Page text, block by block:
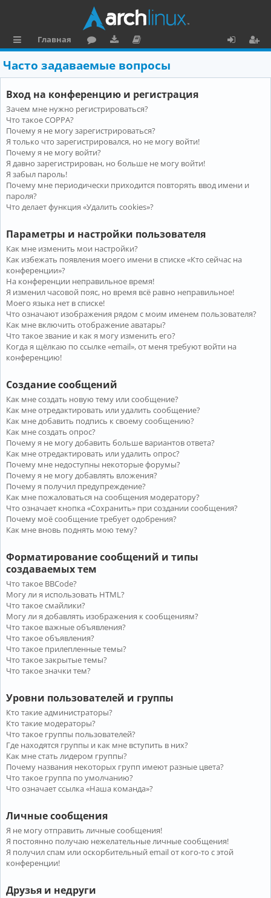
ы
л
к
и
Главная
ру
м
ру
зк
и
ку
м
е
н
та
ц
и
я
о
и
Часто задаваемые вопросы
Вход на конференцию и регистрация
Зачем мне нужно регистрироваться?
Что такое COPPA?
Почему я не могу зарегистрироваться?
Я только что зарегистрировался, но не могу войти!
Почему я не могу войти?
Я давно зарегистрирован, но больше не могу войти!
Я забыл пароль!
Почему мне периодически приходится повторять ввод имени и
пароля?
Что делает функция «Удалить cookies»?
Параметры и настройки пользователя
Как мне изменить мои настройки?
Как избежать появления моего имени в списке «Кто сейчас на
конференции»?
На конференции неправильное время!
Я изменил часовой пояс, но время всё равно неправильное!
Моего языка нет в списке!
Что означают изображения рядом с моим именем пользователя?
Как мне включить отображение аватары?
Что такое звание и как я могу изменить его?
Когда я щёлкаю по ссылке «email», от меня требуют войти на
конференцию!
Создание сообщений
Как мне создать новую тему или сообщение?
Как мне отредактировать или удалить сообщение?
Как мне добавить подпись к своему сообщению?
Как мне создать опрос?
Почему я не могу добавить больше вариантов ответа?
Как мне отредактировать или удалить опрос?
Почему мне недоступны некоторые форумы?
Почему я не могу добавлять вложения?
Почему я получил предупреждение?
Как мне пожаловаться на сообщения модератору?
Что означает кнопка «Сохранить» при создании сообщения?
Почему моё сообщение требует одобрения?
Как мне вновь поднять мою тему?
Форматирование сообщений и типы
создаваемых тем
Что такое BBCode?
Могу ли я использовать HTML?
Что такое смайлики?
Могу ли я добавлять изображения к сообщениям?
Что такое важные объявления?
Что такое объявления?
Что такое прилепленные темы?
Что такое закрытые темы?
Что такое значки тем?
Уровни пользователей и группы
Кто такие администраторы?
Кто такие модераторы?
Что такое группы пользователей?
Где находятся группы и как мне вступить в них?
Как мне стать лидером группы?
Почему названия некоторых групп имеют разные цвета?
Что такое группа по умолчанию?
Что означает ссылка «Наша команда»?
Личные сообщения
Я не могу отправить личные сообщения!
Я постоянно получаю нежелательные личные сообщения!
Я получил спам или оскорбительный email от кого-то с этой
конференции!
Друзья и недруги